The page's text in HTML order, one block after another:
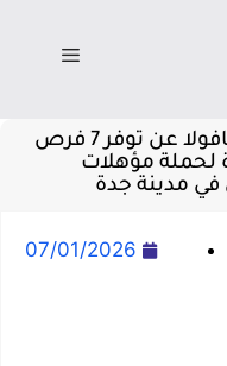
تعلن شركة صافولا عن توفر 7 فرص
لحملة مؤهلات
مدينة جدة
07/01/2026